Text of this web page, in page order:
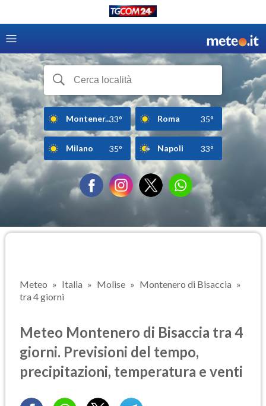
Montener...33° Roma 35°
Milano 35° Napoli 33°
Meteo Italia Molise
Montenero di Bisaccia
tra 4 giorni
Meteo Montenero di Bisaccia tra 4
giorni. Previsioni del tempo,
precipitazioni, temperatura e venti